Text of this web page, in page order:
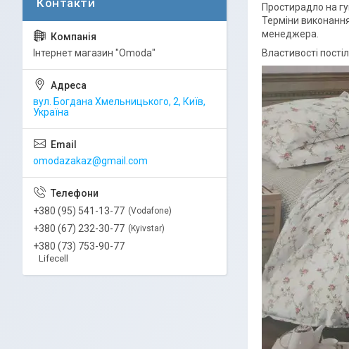
Простирадло на
Терміни
менеджера.
Властивості
Інтернет магазин "Omoda"
вул. Богдана Хмельницького, 2, Київ,
Україна
omodazakaz@gmail.com
+380 (95) 541-13-77 Vodafone
+380 (67) 232-30-77 Kyivstar
+380 (73) 753-90-77
Lifecell